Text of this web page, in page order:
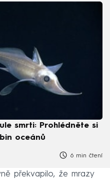
smrti: Prohlédněte si
oceánů
6 min čtení
překvapilo, že mrazy